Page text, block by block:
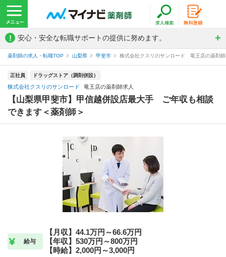
! 安心・安全な転職サポートの提供に努めます。
薬剤師の求人・転職TOP 山梨県 甲斐市 株式会社クスリのサンロード 竜王店の薬剤
正社員 ドラッグストア（調剤併設）
株式会社クスリのサンロード 竜王店の薬剤師求人
【山梨県甲斐市】甲信越併設店最大手 ご年収も相談
できます＜薬剤師＞
給与
【月収】44.1万円～66.6万円
【年収】530万円～800万円
【時給】2,000円～3,000円